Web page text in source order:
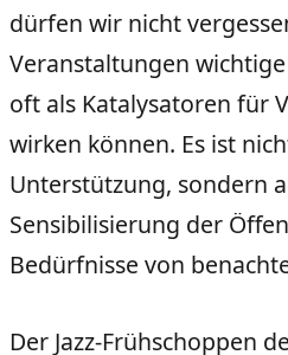
dürfen wir nicht
Veranstaltungen
oft als Katalysatoren für
wirken können. Es ist
Unterstützung, sondern
Sensibilisierung der
Bedürfnisse von
Der Jazz-Frühschoppen